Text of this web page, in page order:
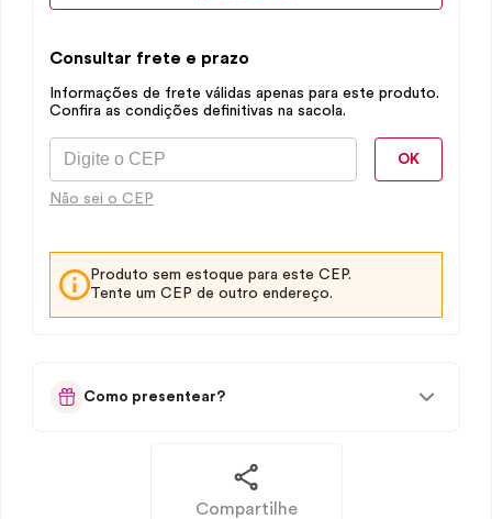
Consultar frete e prazo
Informações de frete válidas apenas para este produto.
Confira as condições definitivas na sacola.
OK
Não sei o CEP
Produto sem estoque para este CEP.
Tente um CEP de outro endereço.
Como presentear?
Compartilhe